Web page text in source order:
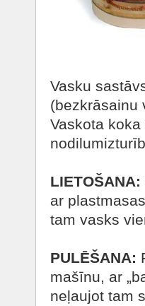
Vasku
(bezkrāsainu
Vaskota
LIETOŠANA:
ar
tam vasks
PULĒŠANA:
mašīnu, ar
neļaujot tam